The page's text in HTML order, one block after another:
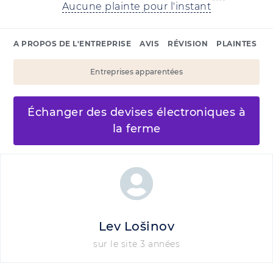
Aucune plainte pour l'instant
A PROPOS DE L'ENTREPRISE AVIS RÉVISION PLAINTES
Entreprises apparentées
Échanger des devises électroniques à
la ferme
Lev Lošinov
sur le site 3 années